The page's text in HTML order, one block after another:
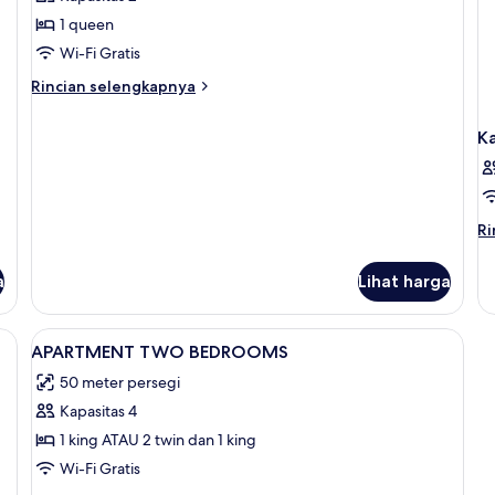
1 queen
Wi-Fi Gratis
Rincian selengkapnya
Rincian
Lihat harga
Lihat
semua
foto
untuk
APARTMENT
TWO
Brankas, meja kerja, setrika/meja
5
APARTMENT TWO BEDROOMS
50 meter persegi
Kapasitas 4
1 king ATAU 2 twin dan 1 king
Wi-Fi Gratis